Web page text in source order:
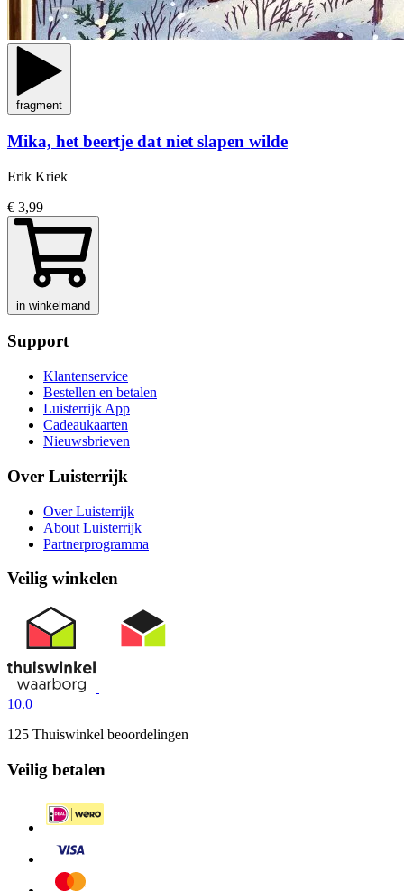
fragment
Mika, het beertje dat niet slapen wilde
Erik Kriek
€ 3,99
in winkelmand
Support
Klantenservice
Bestellen en betalen
Luisterrijk App
Cadeaukaarten
Nieuwsbrieven
Over Luisterrijk
Over Luisterrijk
About Luisterrijk
Partnerprogramma
Veilig winkelen
10.0
125 Thuiswinkel beoordelingen
Veilig betalen